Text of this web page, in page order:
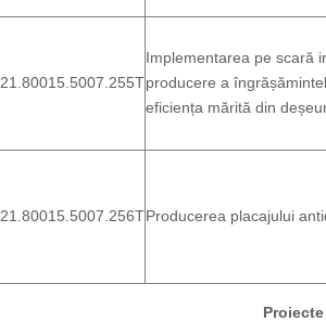
21.80015.5007.255T
Implementarea pe scară
producere a
eficiența mărită din
21.80015.5007.256TProducerea placajului